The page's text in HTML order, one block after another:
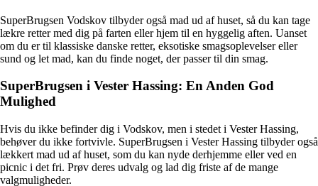
SuperBrugsen Vodskov tilbyder også mad ud af huset, så du kan tage
lækre retter med dig på farten eller hjem til en hyggelig aften. Uanset
om du er til klassiske danske retter, eksotiske smagsoplevelser eller
sund og let mad, kan du finde noget, der passer til din smag.
SuperBrugsen i Vester Hassing: En Anden God
Mulighed
Hvis du ikke befinder dig i Vodskov, men i stedet i Vester Hassing,
behøver du ikke fortvivle. SuperBrugsen i Vester Hassing tilbyder også
lækkert mad ud af huset, som du kan nyde derhjemme eller ved en
picnic i det fri. Prøv deres udvalg og lad dig friste af de mange
valgmuligheder.